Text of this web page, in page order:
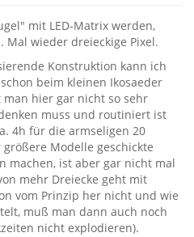
mit LED-Matrix werden,
wieder dreieckige Pixel.
Konstruktion kann ich
beim kleinen Ikosaeder
hier gar nicht so sehr
muss und routiniert ist
4h für die armseligen 20
Modelle geschickte
machen, ist aber gar nicht mal
mehr Dreiecke geht mit
vom Prinzip her nicht und wie
muß man dann auch noch
nicht explodieren).